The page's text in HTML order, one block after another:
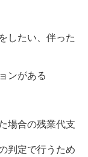
ごとなども気軽
だけます。
したい、伴った
ンがある
場合の残業代支
判定で行うため